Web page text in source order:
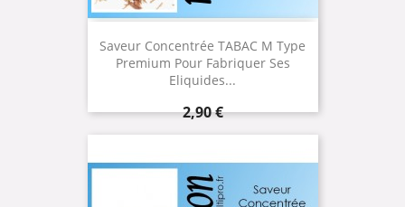
Saveur Concentrée TABAC M Type
Premium Pour Fabriquer Ses
Eliquides...
Prix
2,90 €